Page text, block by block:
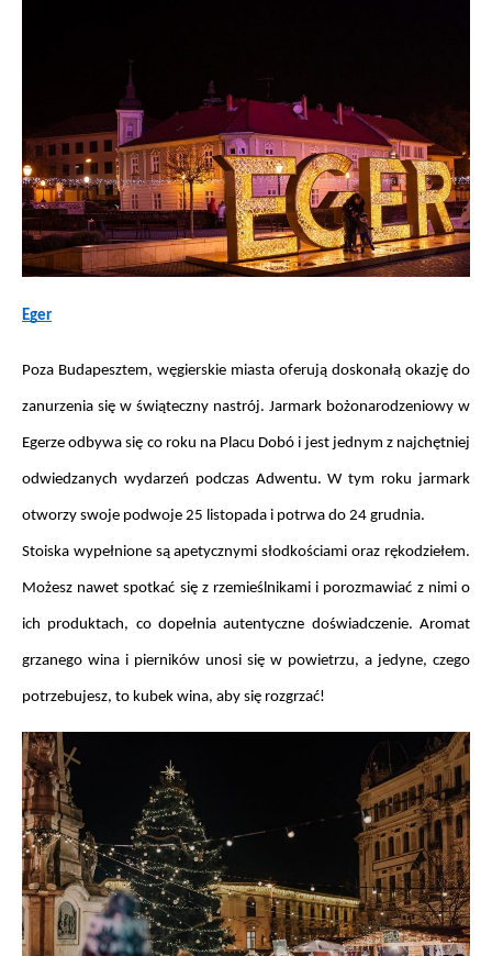
Eger
Poza Budapesztem, węgierskie miasta oferują doskonałą okazję do
zanurzenia się w świąteczny nastrój. Jarmark bożonarodzeniowy w
Egerze odbywa się co roku na Placu Dobó i jest jednym z najchętniej
odwiedzanych wydarzeń podczas Adwentu. W tym roku jarmark
otworzy swoje podwoje 25 listopada i potrwa do 24 grudnia.
Stoiska wypełnione są apetycznymi słodkościami oraz rękodziełem.
Możesz nawet spotkać się z rzemieślnikami i porozmawiać z nimi o
ich produktach, co dopełnia autentyczne doświadczenie. Aromat
grzanego wina i pierników unosi się w powietrzu, a jedyne, czego
potrzebujesz, to kubek wina, aby się rozgrzać!